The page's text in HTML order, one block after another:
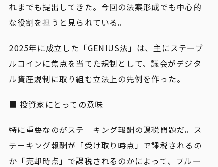
れまでも提出してきた。今回の法案形成でも中心的
な役割を担うと見られている。
2025年に成立した「GENIUS法」は、主にステーブ
ルコインに焦点を当てた規制として、議会がデジタ
ル資産規制に取り組む立法上の先例を作った。
■ 投資家にとっての意味
特に重要なのがステーキング報酬の課税問題だ。ス
テーキング報酬が「受け取り時点」で課税されるの
か「売却時点」で課税されるのかによって、プルー